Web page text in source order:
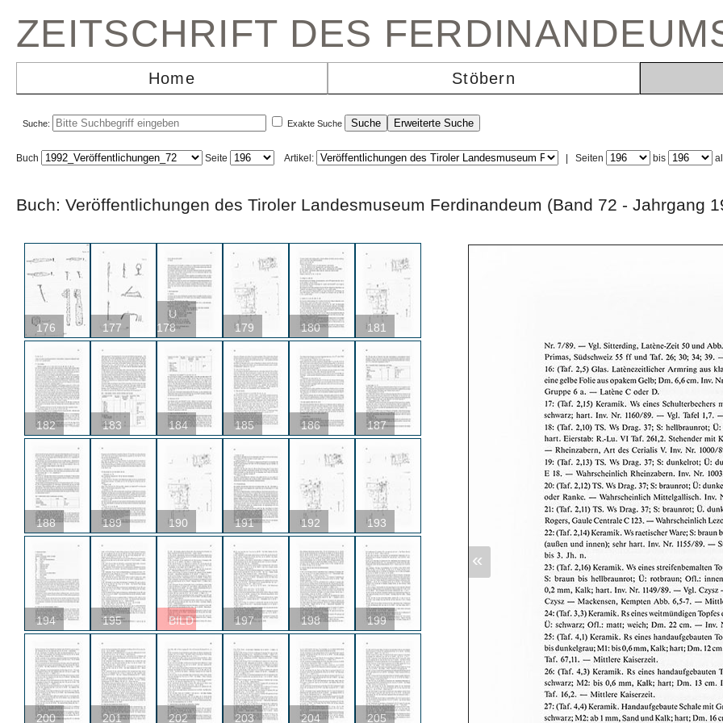
ZEITSCHRIFT DES
Home Stöbern
Suche: Exakte Suche
Buch Seite Artikel: Seiten bis
Buch: Veröffentlichungen des Tiroler Landesmuseum Ferdinandeum (Band 72 -
176 177
U
178
179 180 181
182 183 184 185 186 187
188 189 190 191 192 193
194 195 BILD 197 198 199
200 201 202 203 204 205
«